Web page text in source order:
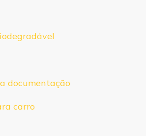
documentação
carro